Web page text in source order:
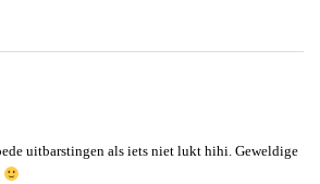
uitbarstingen als iets niet lukt hihi. Geweldige